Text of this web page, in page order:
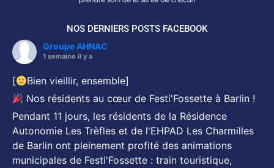
NOS DERNIERS POSTS FACEBOOK
Groupe AHNAC
1 semaine il y a
[
Bien vieillir, ensemble]
Nos résidents au cœur de Festi'Fossette à Barlin !
Pendant 11 jours, les résidents de la Résidence
Autonomie Les Trèfles et de l'EHPAD Les Charmilles
de Barlin ont pleinement profité des animations
municipales de Festi'Fossette : train touristique,